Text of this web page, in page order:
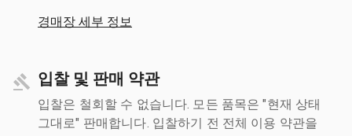
경매장 세부 정보
입찰 및 판매 약관
입찰은 철회할 수 없습니다. 모든 품목은 "현재 상태
그대로" 판매합니다. 입찰하기 전 전체 이용 약관을